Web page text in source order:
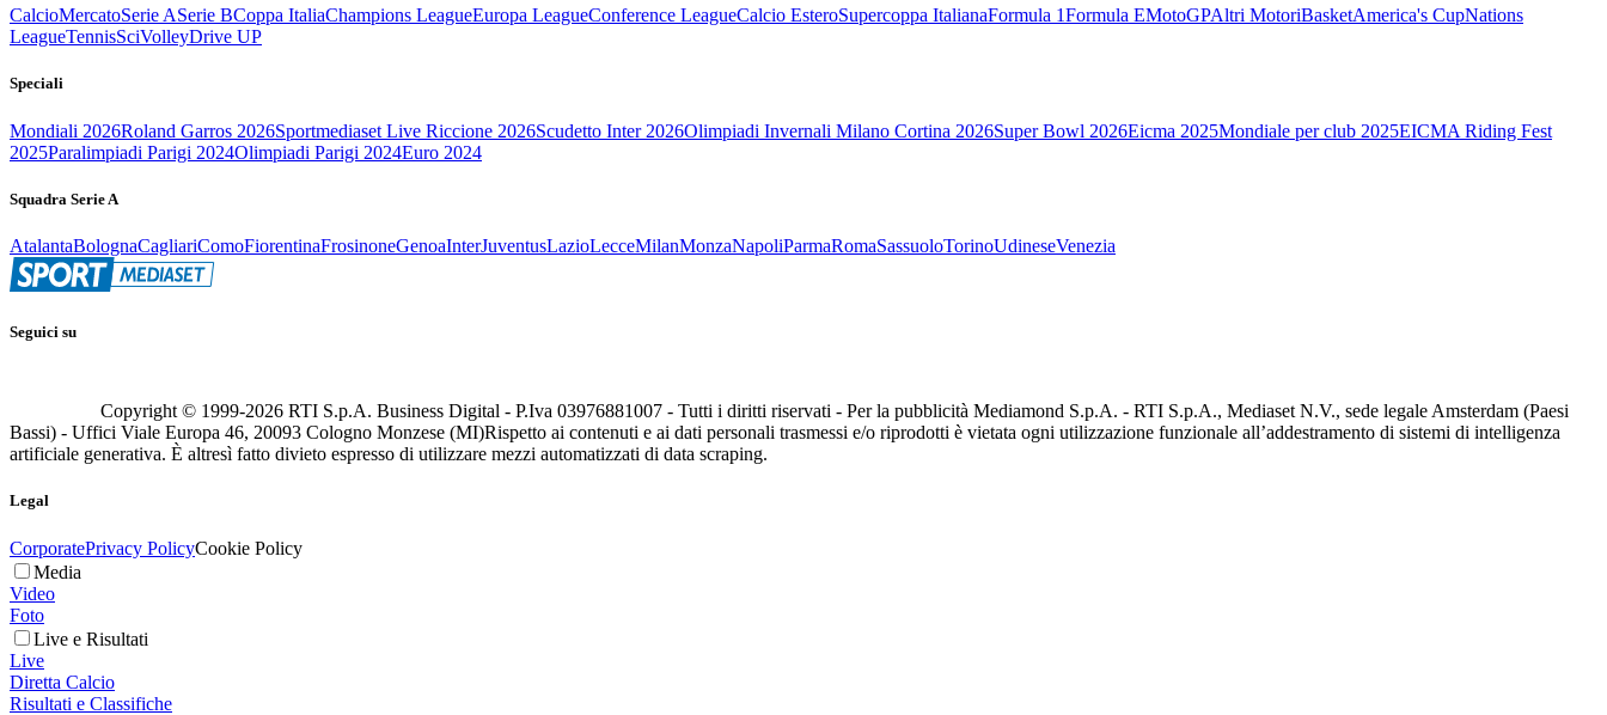
CalcioMercatoSerie ASerie BCoppa ItaliaChampions LeagueEuropa LeagueConference LeagueCalcio EsteroSupercoppa ItalianaFormula 1Formula EMotoGPAltri MotoriBasketAmerica's CupNations
LeagueTennisSciVolleyDrive UP
Speciali
Mondiali 2026Roland Garros 2026Sportmediaset Live Riccione 2026Scudetto Inter 2026Olimpiadi Invernali Milano Cortina 2026Super Bowl 2026Eicma 2025Mondiale per club 2025EICMA Riding Fest
2025Paralimpiadi Parigi 2024Olimpiadi Parigi 2024Euro 2024
Squadra Serie A
AtalantaBolognaCagliariComoFiorentinaFrosinoneGenoaInterJuventusLazioLecceMilanMonzaNapoliParmaRomaSassuoloTorinoUdineseVenezia
Seguici su
Copyright © 1999-2026 RTI S.p.A. Business Digital - P.Iva 03976881007 - Tutti i diritti riservati - Per la pubblicità Mediamond S.p.A. - RTI S.p.A., Mediaset N.V., sede legale Amsterdam (Paesi
Bassi) - Uffici Viale Europa 46, 20093 Cologno Monzese (MI)Rispetto ai contenuti e ai dati personali trasmessi e/o riprodotti è vietata ogni utilizzazione funzionale all’addestramento di sistemi di intelligenza
artificiale generativa. È altresì fatto divieto espresso di utilizzare mezzi automatizzati di data scraping.
Legal
CorporatePrivacy PolicyCookie Policy
Media
Video
Foto
Live e Risultati
Live
Diretta Calcio
Risultati e Classifiche